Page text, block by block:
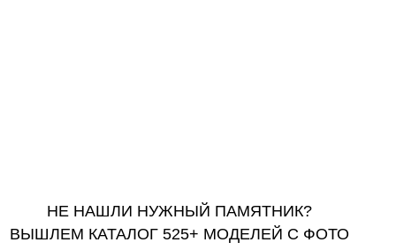
НЕ НАШЛИ НУЖНЫЙ ПАМЯТНИК?
ВЫШЛЕМ КАТАЛОГ 525+ МОДЕЛЕЙ С ФОТО